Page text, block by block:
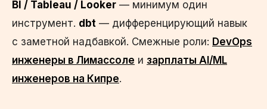
BI / Tableau / Looker — минимум один
инструмент. dbt — дифференцирующий навык
с заметной надбавкой. Смежные роли: DevOps
инженеры в Лимассоле и зарплаты AI/ML
инженеров на Кипре.